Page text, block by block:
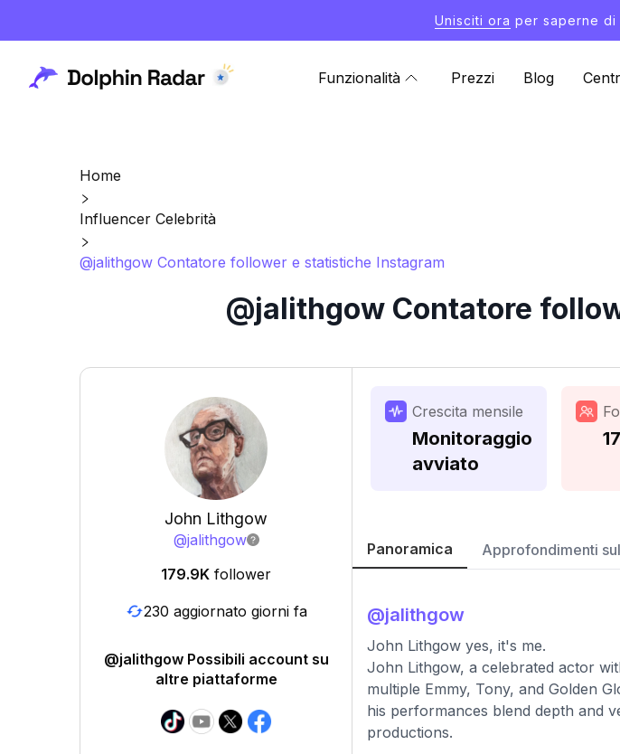
Unisciti ora per saperne di
Funzionalità Prezzi Blog
Home
Influencer Celebrità
@jalithgow Contatore follower e statistiche Instagram
@jalithgow Contatore
John Lithgow
@jalithgow
179.9K follower
230 aggiornato giorni fa
@jalithgow Possibili account su
altre piattaforme
Crescita mensile
Monitoraggio
avviato
Panoramica Approfondimenti
@jalithgow
John Lithgow yes, it's me.
John Lithgow, a celebrated actor
multiple Emmy, Tony, and Golden
his performances blend depth and
productions.